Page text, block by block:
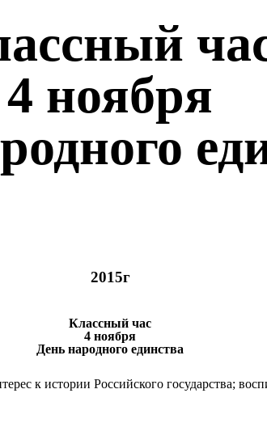
4 ноября
2015г
Классный час
4 ноября
День народного единства
к истории Российского государства;